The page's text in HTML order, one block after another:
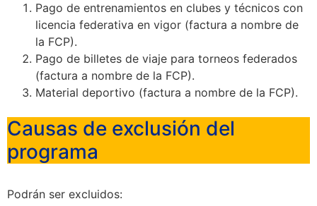
Pago de entrenamientos en clubes y técnicos con
licencia federativa en vigor (factura a nombre de
la FCP).
Pago de billetes de viaje para torneos federados
(factura a nombre de la FCP).
Material deportivo (factura a nombre de la FCP).
Causas de exclusión del
programa
Podrán ser excluidos: